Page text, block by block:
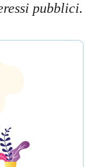
pubblici.